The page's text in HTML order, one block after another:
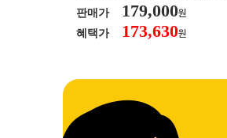
50nit / 1,000:1 / 헤드폰 아웃 / LED 조
하) / 6kg / [색상영역] / sRGB:128% /
5% / DCI-P3:91% / NTSC:90% / [게임
판매가 179,000원
혜택가 173,630원